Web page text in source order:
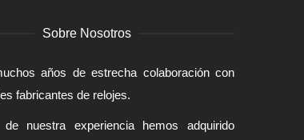
Sobre Nosotros
años de estrecha colaboración con
fabricantes de relojes.
nuestra experiencia hemos adquirido